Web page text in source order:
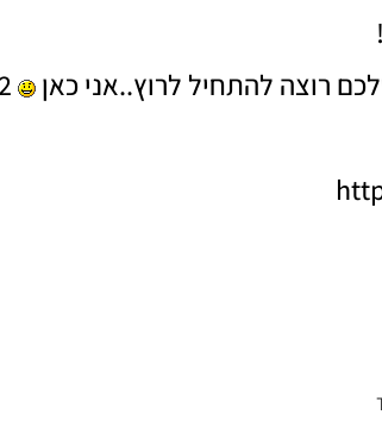
רוצה להתחיל לרוץ..אני כאן